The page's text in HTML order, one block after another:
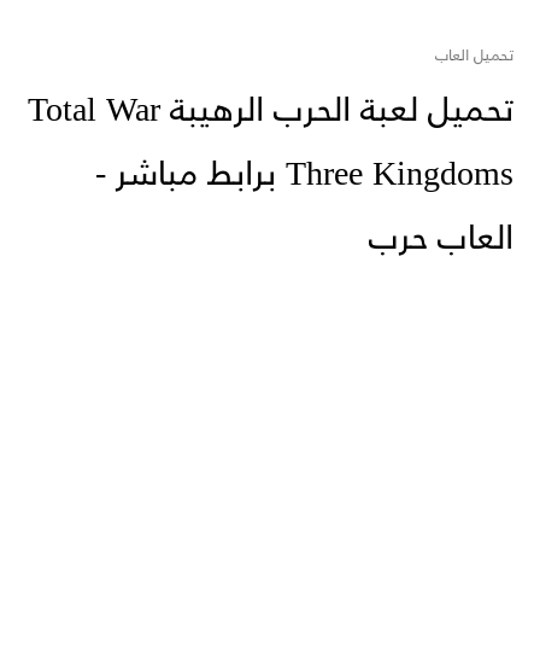
تحميل العاب
تحميل لعبة الحرب الرهيبة Total War
Three Kingdoms برابط مباشر -
العاب حرب